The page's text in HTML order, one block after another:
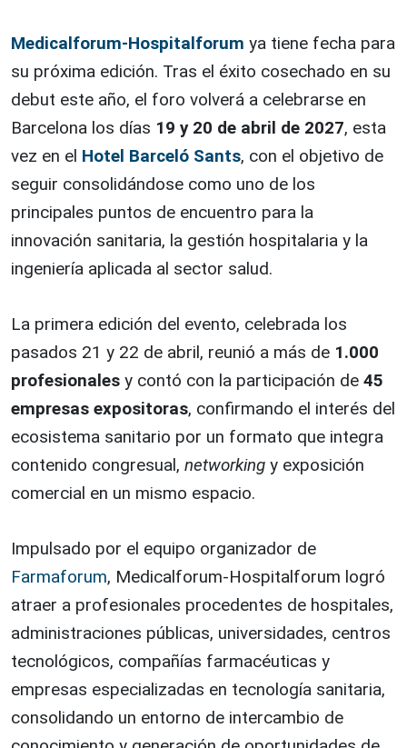
Medicalforum-Hospitalforum ya tiene fecha para
su próxima edición. Tras el éxito cosechado en su
debut este año, el foro volverá a celebrarse en
Barcelona los días 19 y 20 de abril de 2027, esta
vez en el Hotel Barceló Sants, con el objetivo de
seguir consolidándose como uno de los
principales puntos de encuentro para la
innovación sanitaria, la gestión hospitalaria y la
ingeniería aplicada al sector salud.
La primera edición del evento, celebrada los
pasados 21 y 22 de abril, reunió a más de 1.000
profesionales y contó con la participación de 45
empresas expositoras, confirmando el interés del
ecosistema sanitario por un formato que integra
contenido congresual, networking y exposición
comercial en un mismo espacio.
Impulsado por el equipo organizador de
Farmaforum, Medicalforum-Hospitalforum logró
atraer a profesionales procedentes de hospitales,
administraciones públicas, universidades, centros
tecnológicos, compañías farmacéuticas y
empresas especializadas en tecnología sanitaria,
consolidando un entorno de intercambio de